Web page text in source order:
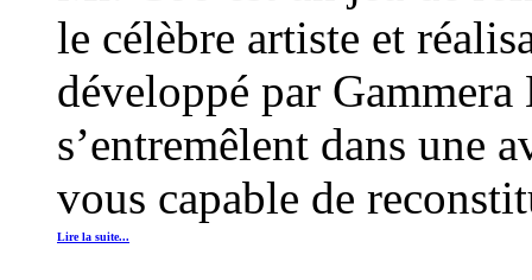
le célèbre artiste et
développé par
s’entremêlent dans une
vous capable de
Lire la suite...